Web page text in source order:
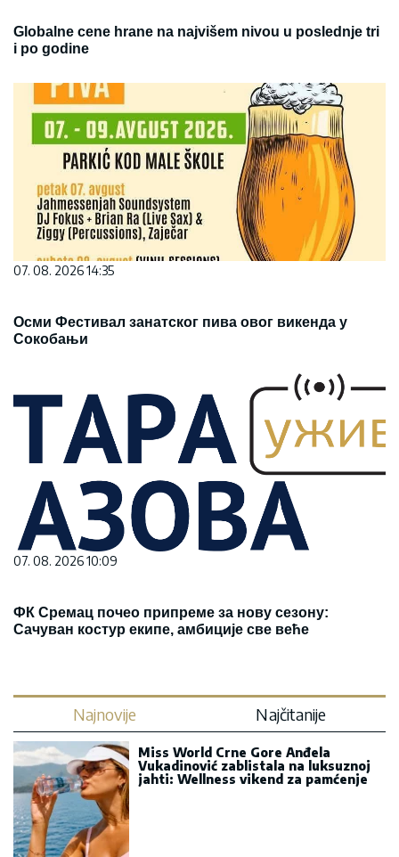
Globalne cene hrane na najvišem nivou u poslednje tri
i po godine
07. 08. 2026 14:35
Осми Фестивал занатског пива овог викенда у
Сокобањи
07. 08. 2026 10:09
ФК Сремац почео припреме за нову сезону:
Сачуван костур екипе, амбиције све веће
Najnovije Najčitanije
Miss World Crne Gore Anđela
Vukadinović zablistala na luksuznoj
jahti: Wellness vikend za pamćenje